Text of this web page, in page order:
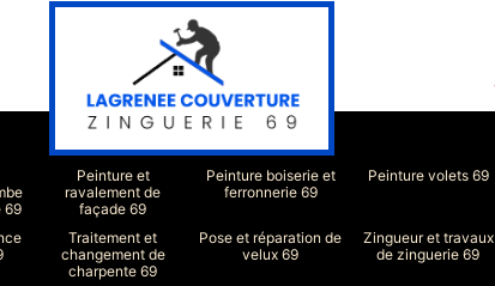
69
Peinture et
ravalement de
façade 69
Peinture boiserie et
ferronnerie 69
Peinture volets 69
Traitement et
changement de
charpente 69
Pose et réparation de
velux 69
Zingueur et travaux
de zinguerie 69